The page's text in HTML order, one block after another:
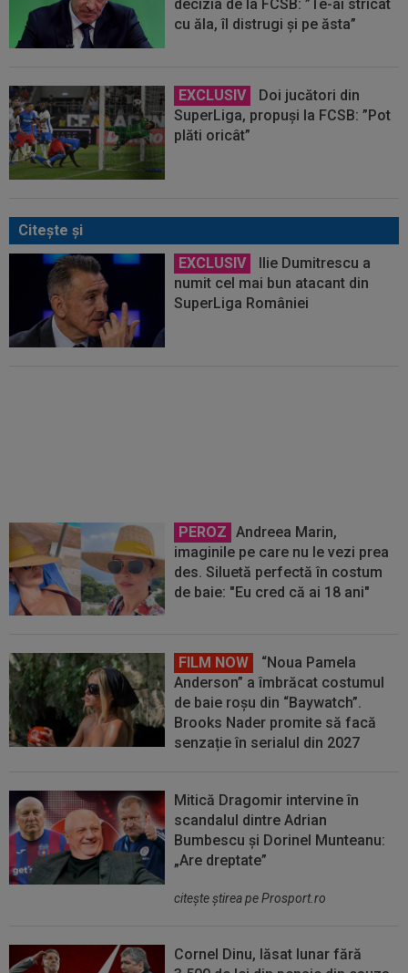
decizia de la FCSB: ”Te-ai stricat
cu ăla, îl distrugi și pe ăsta”
EXCLUSIV
Doi jucători din
SuperLiga, propuși la FCSB: ”Pot
plăti oricât”
Citeşte şi
EXCLUSIV
Ilie Dumitrescu a
numit cel mai bun atacant din
SuperLiga României
PEROZ Andreea Marin,
imaginile pe care nu le vezi prea
des. Siluetă perfectă în costum
de baie: "Eu cred că ai 18 ani"
FILM NOW
“Noua Pamela
Anderson” a îmbrăcat costumul
de baie roșu din “Baywatch”.
Brooks Nader promite să facă
senzație în serialul din 2027
Mitică Dragomir intervine în
scandalul dintre Adrian
Bumbescu și Dorinel Munteanu:
„Are dreptate”
citeşte ştirea pe Prosport.ro
Cornel Dinu, lăsat lunar fără